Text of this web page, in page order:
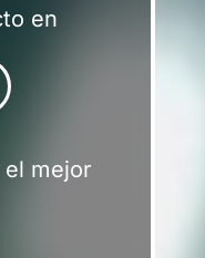
en
el mejor